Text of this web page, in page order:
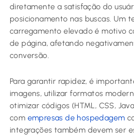
diretamente a satisfação do
posicionamento nas buscas. Um
carregamento elevado é motivo
de página, afetando
conversão.
Para garantir rapidez, é
imagens, utilizar formatos
otimizar códigos (HTML, CSS,
com empresas de hospedagem
integrações também devem ser